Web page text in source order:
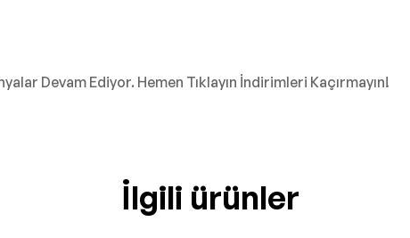
Devam Ediyor. Hemen Tıklayın İndirimleri Kaçırmayın!
İlgili ürünler